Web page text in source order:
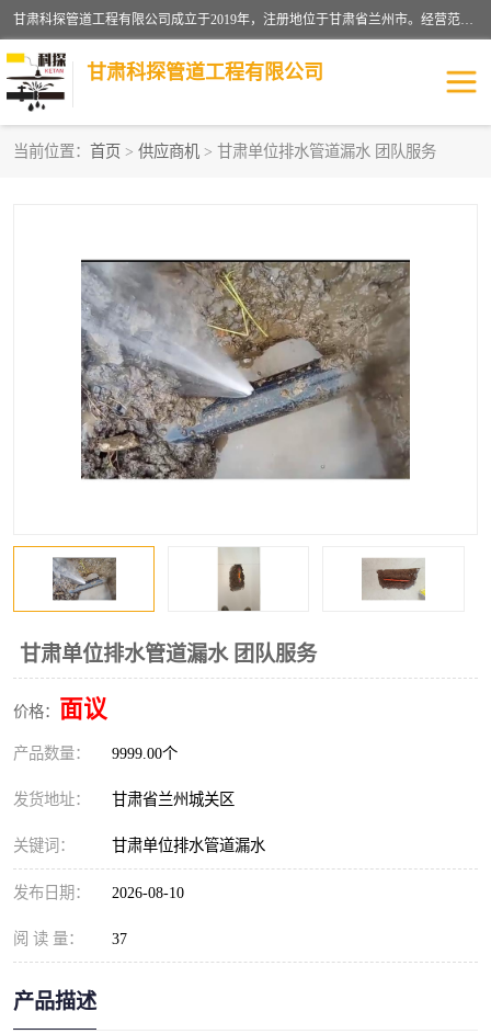
甘肃科探管道工程有限公司成立于2019年，注册地位于甘肃省兰州市。经营范围包括管道安装、清洗、疏通、维修、检测，防水工程，工程钻孔，化粪池清理，暖气安装，给排水管道安装维修，室内外管道如消防、供水、供热管道漏水检测定位，室内外防水堵漏等。
甘肃科探管道工程有限公司
当前位置： 首页 > 供应商机 > 甘肃单位排水管道漏水 团队服务
甘肃单位排水管道漏水 团队服务
价格： 面议
产品数量： 9999.00个
发货地址： 甘肃省兰州城关区
关键词： 甘肃单位排水管道漏水
发布日期： 2026-08-10
阅 读 量： 37
产品描述
供热管道漏水 排水管道漏水
自来水管漏水 管道疏通
高压车疏通清淤